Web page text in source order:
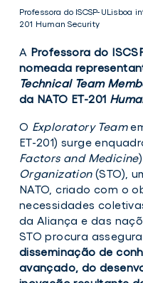
Professora
do
ISCSP-
ULisboa
integra
grupo
de
trabalho
Professora do ISCSP-ULisboa
201 Human Security
A Professora do
nomeada
Technical Team
da NATO ET-201
O Exploratory Team
ET-201) surge
Factors and Medicine
Organization(STO),
NATO, criado com o
necessidades
da Aliança e das
STO procura
disseminação de
avançado, do